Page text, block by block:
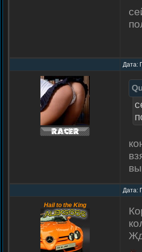
Дата:
Дата:
Hail to the King